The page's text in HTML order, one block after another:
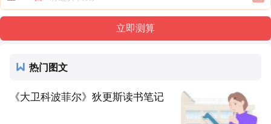
热门图文
《大卫科波菲尔》狄更斯读书笔记